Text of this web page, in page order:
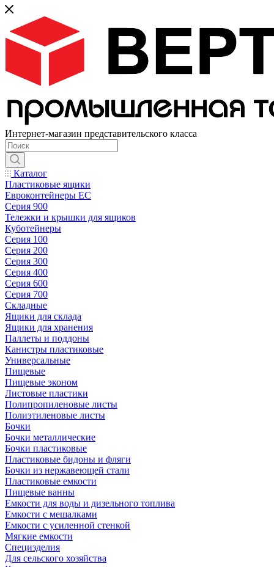
Интернет-магазин представительского класса
Каталог
Пластиковые ящики
Евроконтейнеры ЕС
Серия 900
Тележки и крышки для ящиков
Куботейнеры
Серия 100
Серия 200
Серия 300
Серия 400
Серия 600
Серия 700
Складные
Ящики для склада
Ящики для хранения
Паллеты и поддоны
Канистры пластиковые
Универсальные
Пищевые
Пищевые эконом
Листовые пластики
Полипропиленовые листы
Полиэтиленовые листы
Бочки
Бочки металлические
Бочки пластиковые
Пластиковые бидоны и фляги
Бочки из нержавеющей стали
Пластиковые емкости
Пищевые ванны
Емкости для воды и дизельного топлива
Емкости с мешалками
Емкости с усиленной стенкой
Мягкие емкости
Специзделия
Для сельского хозяйства